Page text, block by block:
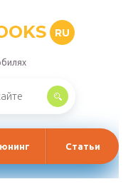
RU
Статьи